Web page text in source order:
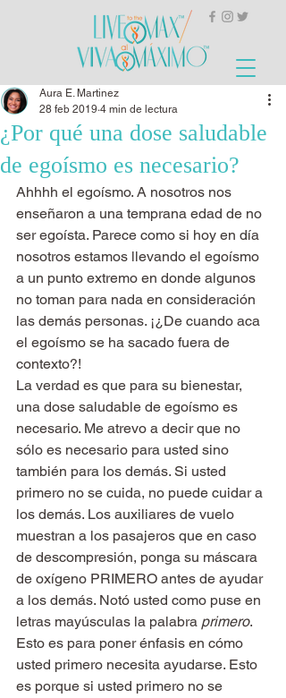
¿Por qué una dose saludable
de egoísmo es necesario?
Aura E. Martinez
28 feb 2019 4 min de lectura
Ahhhh el egoísmo. A nosotros nos
enseñaron a una temprana edad de no
ser egoísta. Parece como si hoy en día
nosotros estamos llevando el egoísmo
a un punto extremo en donde algunos
no toman para nada en consideración
las demás personas. ¡¿De cuando aca
el egoísmo se ha sacado fuera de
contexto?!
La verdad es que para su bienestar,
una dose saludable de egoísmo es
necesario. Me atrevo a decir que no
sólo es necesario para usted sino
también para los demás. Si usted
primero no se cuida, no puede cuidar a
los demás. Los auxiliares de vuelo
muestran a los pasajeros que en caso
de descompresión, ponga su máscara
de oxígeno PRIMERO antes de ayudar
a los demás. Notó usted como puse en
letras mayúsculas la palabra primero.
Esto es para poner énfasis en cómo
usted primero necesita ayudarse. Esto
es porque si usted primero no se